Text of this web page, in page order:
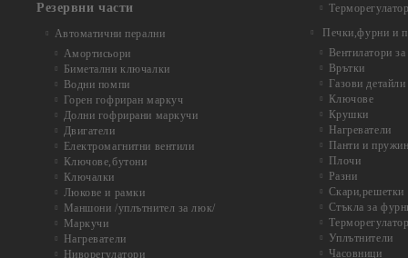
Резервни части
Автоматични перални
Амортисьори
Биметални ключалки
Водни помпи
Горен гофриран маркуч
Долни гофрирани маркучи
Двигатели
Електромагнитни вентили
Ключове,бутони
Ключалки
Люкове и рамки
Маншони /уплътнител за люк/
Маркучи
Нагреватели
Ниворегулатори
Печки,фурни и
Вентилатори
Врътки
Газови детайли
Ключове
Крушки
Нагреватели
Панти и
Плочи
Разни
Скари,решетки
Стъкла за
Уплътнители
Часовници